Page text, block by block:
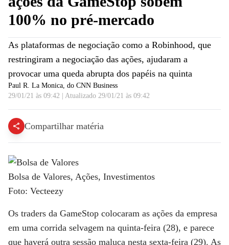
100% no pré-mercado
As plataformas de negociação como a Robinhood, que
restringiram a negociação das ações, ajudaram a
provocar uma queda abrupta dos papéis na quinta
Paul R. La Monica, do CNN Business
29/01/21 às 09:42
Atualizado 29/01/21 às 09:42
Compartilhar matéria
Bolsa de Valores, Ações, Investimentos
Foto: Vecteezy
Os traders da GameStop colocaram as ações da empresa
em uma corrida selvagem na quinta-feira (28), e parece
que haverá outra sessão maluca nesta sexta-feira (29). As